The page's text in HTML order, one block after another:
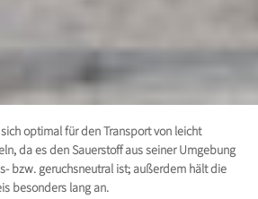
optimal für den Transport von leicht
da es den Sauerstoff aus seiner Umgebung
bzw. geruchsneutral ist; außerdem hält die
besonders lang an.